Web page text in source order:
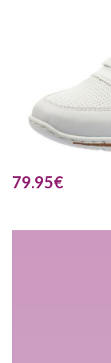
79.95€